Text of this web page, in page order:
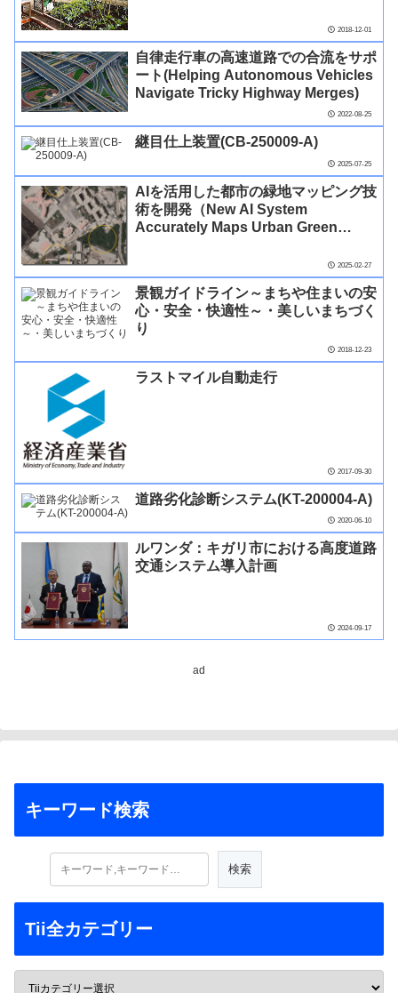
2018-12-01
自律走行車の高速道路での合流をサポ
ート(Helping Autonomous Vehicles
Navigate Tricky Highway Merges)
2022-08-25
継目仕上装置(CB-250009-A)
2025-07-25
AIを活用した都市の緑地マッピング技
術を開発（New AI System
Accurately Maps Urban Green
2025-02-27
景観ガイドライン～まちや住まいの安
心・安全・快適性～・美しいまちづく
り
2018-12-23
ラストマイル自動走行
2017-09-30
道路劣化診断システム(KT-200004-A)
2020-06-10
ルワンダ：キガリ市における高度道路
交通システム導入計画
2024-09-17
ad
キーワード検索
Tii全カテゴリー